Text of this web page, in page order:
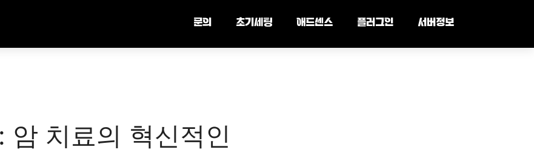
문의 초기세팅 애드센스 플러그인 서버정보
암 치료의 혁신적인